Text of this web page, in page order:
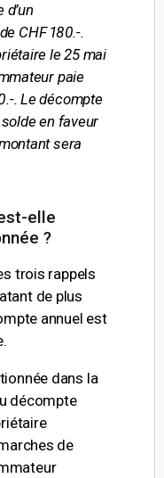
CHF 180.-.
le 25 mai
paie
. Le décompte
en faveur
sera
elle
?
trois rappels
de plus
annuel est
dans la
décompte
de